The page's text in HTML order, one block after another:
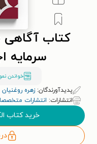
کتاب آگاهی
سرمایه
خواندن
پدیدآورندگان: زهره روغنیان
انتشارات: انتشارات
خرید کتاب